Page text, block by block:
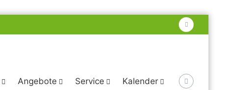
instagram
Angebote Service Kalender